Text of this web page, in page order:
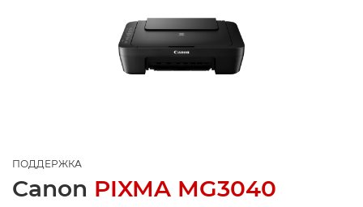
ПОДДЕРЖКА
Canon PIXMA MG3040